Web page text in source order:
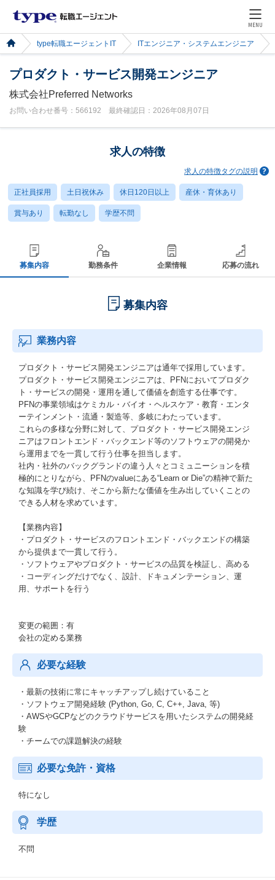
MENU
type転職エージェントIT ITエンジニア・システムエンジニア
プロダクト・サービス開発エンジニア
株式会社Preferred Networks
お問い合わせ番号：566192 最終確認日：2026年08月07日
求人の特徴
求人の特徴タグの説明
正社員採用 土日祝休み 休日120日以上 産休・育休あり
賞与あり 転勤なし 学歴不問
募集内容 勤務条件 企業情報 応募の流れ
募集内容
業務内容
プロダクト・サービス開発エンジニアは通年で採用しています。
プロダクト・サービス開発エンジニアは、PFNにおいてプロダク
ト・サービスの開発・運用を通して価値を創造する仕事です。
PFNの事業領域はケミカル・バイオ・ヘルスケア・教育・エンタ
ーテインメント・流通・製造等、多岐にわたっています。
これらの多様な分野に対して、プロダクト・サービス開発エンジ
ニアはフロントエンド・バックエンド等のソフトウェアの開発か
ら運用までを一貫して行う仕事を担当します。
社内・社外のバックグランドの違う人々とコミュニーションを積
極的にとりながら、PFNのvalueにある“Learn or Die”の精神で新た
な知識を学び続け、そこから新たな価値を生み出していくことの
できる人材を求めています。
【業務内容】
・プロダクト・サービスのフロントエンド・バックエンドの構築
から提供まで一貫して行う。
・ソフトウェアやプロダクト・サービスの品質を検証し、高める
・コーディングだけでなく、設計、ドキュメンテーション、運
用、サポートを行う
変更の範囲：有
会社の定める業務
必要な経験
・最新の技術に常にキャッチアップし続けていること
・ソフトウェア開発経験 (Python, Go, C, C++, Java, 等)
・AWSやGCPなどのクラウドサービスを用いたシステムの開発経
験
・チームでの課題解決の経験
必要な免許・資格
特になし
学歴
不問